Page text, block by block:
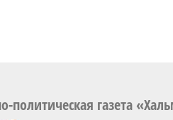
политическая газета